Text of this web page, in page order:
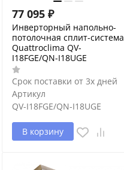
77 095 ₽
Инверторный напольно-
потолочная сплит-система
Quattroclima QV-
I18FGE/QN-I18UGE
Срок поставки от 3х дней
Артикул
QV-I18FGE/QN-I18UGE
В корзину